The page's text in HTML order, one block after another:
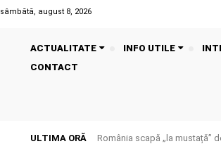
sâmbătă, august 8, 2026
ACTUALITATE INFO UTILE
CONTACT
ULTIMA ORĂ România scapă „la mustață”